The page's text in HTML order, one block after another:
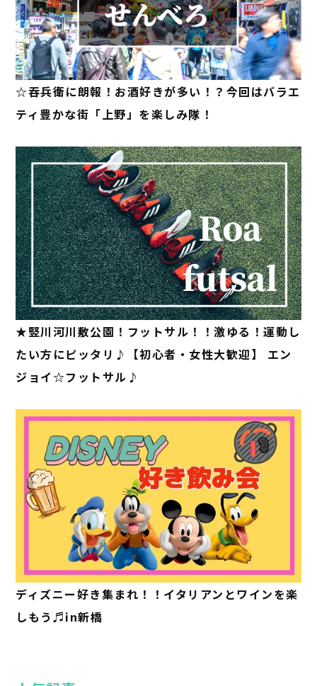
☆吞兵衛に朗報！お酒好きが多い！？今回はバラエ
ティ豊かな街「上野」を楽しみ隊！
★竪川河川敷公園！フットサル！！激ゆる！運動し
たい方にピッタリ♪【初心者・女性大歓迎】 エン
ジョイ☆フットサル♪
ディズニー好き集まれ！！イタリアンとワインを楽
しもう♬in新橋